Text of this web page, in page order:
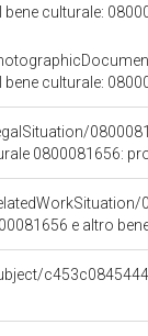
culturale:
culturale:
0800081656:
e altro